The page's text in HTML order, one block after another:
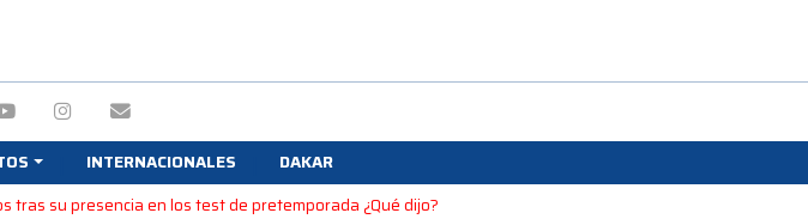
INTERNACIONALES
DAKAR
tras su presencia en los test de pretemporada ¿Qué dijo?